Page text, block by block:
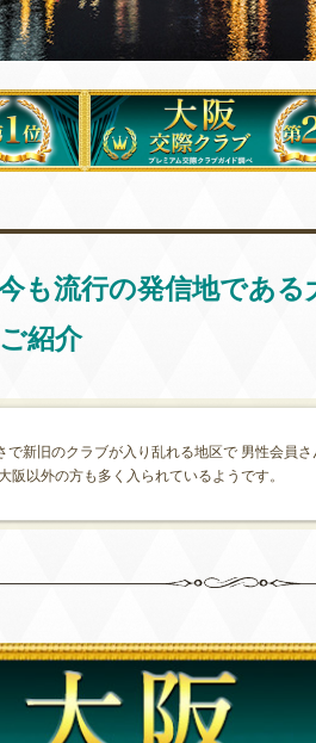
も流行の発信地であ
紹介
で新旧のクラブが入り乱れる地区で 男性会員
阪以外の方も多く入られているようです。